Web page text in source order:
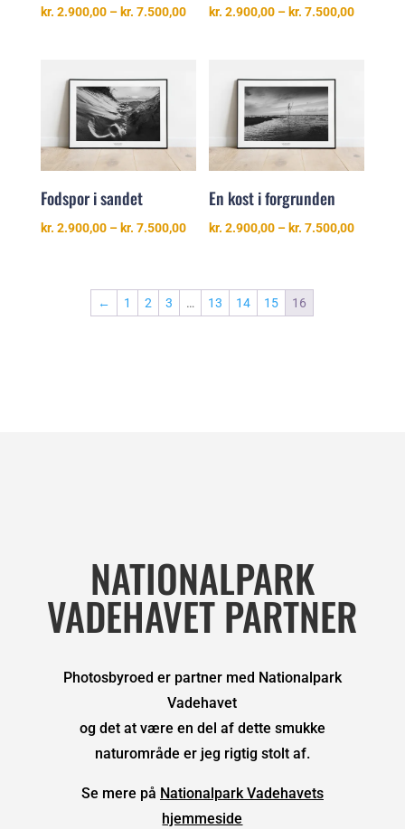
kr. 2.900,00 – kr. 7.500,00Prisinterval:
kr. 2.900,00 – kr. 7.500,00
Fodspor i sandet
kr. 2.900,00 – kr. 7.500,00Prisinterval:
kr. 7.500,00
En kost i forgrunden
kr. 2.900,00 – kr. 7.500,00
←
1 2 3 … 13 14 15 16
NATIONALPARK
VADEHAVET PARTNER
Photosbyroed er partner med Nationalpark
Vadehavet
og det at være en del af dette smukke
naturområde er jeg rigtig stolt af.
Se mere på Nationalpark Vadehavets
hjemmeside